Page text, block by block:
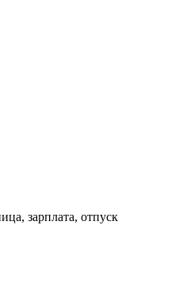
зарплата, отпуск